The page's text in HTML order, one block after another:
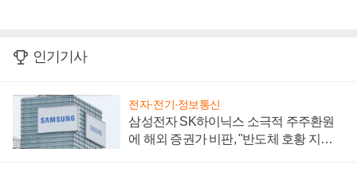
인기기사
전자·전기·정보통신
삼성전자 SK하이닉스 소극적 주주환원
에 해외 증권가 비판, "반도체 호황 지속